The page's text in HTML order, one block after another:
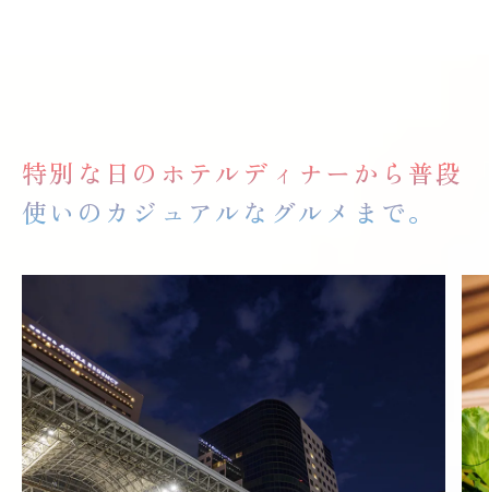
特別な日のホテルディナーから普段
使いのカジュアルなグルメまで。